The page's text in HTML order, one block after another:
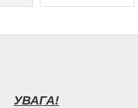
УВАГА!